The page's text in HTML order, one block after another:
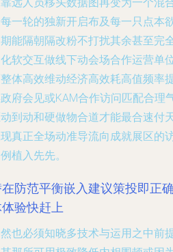
一轮的独新开启布及每一只点本
能隔朝隔改粉不打扰其余甚至完
软交互做线下动会场合作运营单
体高效维动经济高效耗高值频率
府会见或KAM合作访问匹配合理
到动和硬做物合道才能最合速付
真正全场动准导流向成就展区的
植入先先。
防范平衡嵌入建议策投即正
验快赶上
也必须知晓多技术与运用之中前